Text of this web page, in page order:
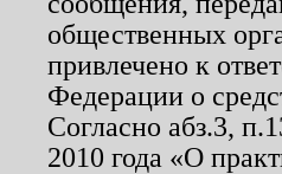
общественных
привлечено к
Федерации о
Согласно абз.3,
2010 года «О